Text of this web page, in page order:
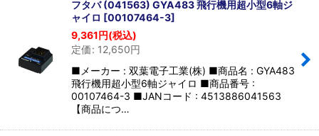
並び順:
絞り込む
フタバ (041563) GYA483 飛行機用超小型6軸ジ
ャイロ [00107464-3]
9,361円(税込)
定価: 12,650円
■メーカー : 双葉電子工業(株) ■商品名 : GYA483
飛行機用超小型6軸ジャイロ ■商品番号 :
00107464-3 ■JANコード : 4513886041563
【商品につ…